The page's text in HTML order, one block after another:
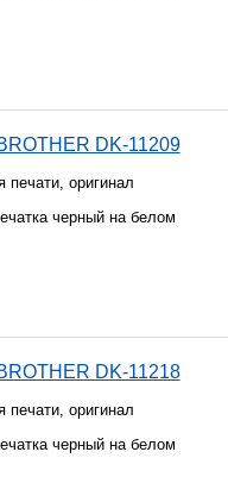
DK-11209
печати, оригинал
черный на белом
DK-11218
печати, оригинал
черный на белом